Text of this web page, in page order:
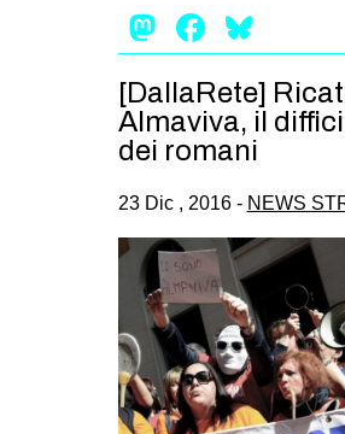
STUDENTI
CULTURE
ARTE
MANIFESTI
MUSICA
RECENSIONI
AFRICA
AMERICHE
Mastodon
[DallaRete]
Almaviva, il
dei romani
23 Dic , 2016 - NEWS